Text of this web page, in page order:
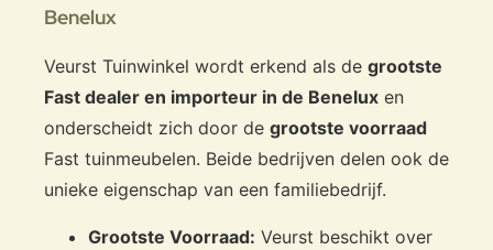
Benelux
Veurst Tuinwinkel wordt erkend als de grootste
Fast dealer en importeur in de Benelux en
onderscheidt zich door de grootste voorraad
Fast tuinmeubelen. Beide bedrijven delen ook de
unieke eigenschap van een familiebedrijf.
Grootste Voorraad: Veurst beschikt over